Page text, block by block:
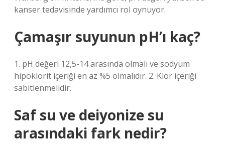
kanser tedavisinde yardımcı rol oynuyor.
Çamaşır suyunun pH’ı kaç?
1. pH değeri 12,5-14 arasında olmalı ve sodyum
hipoklorit içeriği en az %5 olmalıdır. 2. Klor içeriği
sabitlenmelidir.
Saf su ve deiyonize su
arasındaki fark nedir?